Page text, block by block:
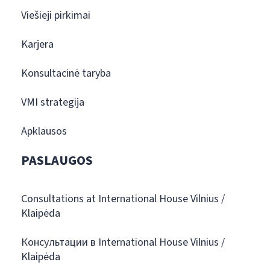
Viešieji pirkimai
Karjera
Konsultacinė taryba
VMI strategija
Apklausos
PASLAUGOS
Consultations at International House Vilnius /
Klaipėda
Консультации в International House Vilnius /
Klaipėda